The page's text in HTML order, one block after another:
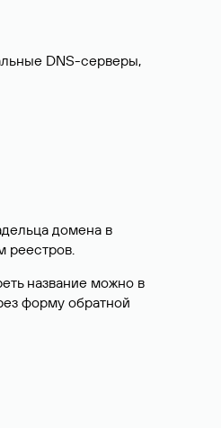
DNS-серверы,
домена в
реестров.
название можно в
форму обратной